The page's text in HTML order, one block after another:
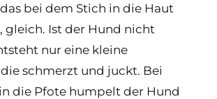
bei dem Stich in die Haut
gleich. Ist der Hund nicht
nur eine kleine
schmerzt und juckt. Bei
die Pfote humpelt der Hund